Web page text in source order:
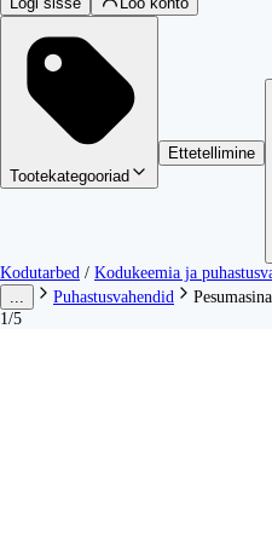
Tootekategooriad
Ettetellimine
Kodutarbed / Kodukeemia ja
...
Puhastusvahendid
1/5